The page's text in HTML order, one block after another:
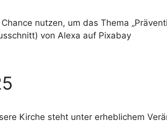
nutzen, um das Thema
von Alexa auf Pixabay
Kirche steht unter erheblichem